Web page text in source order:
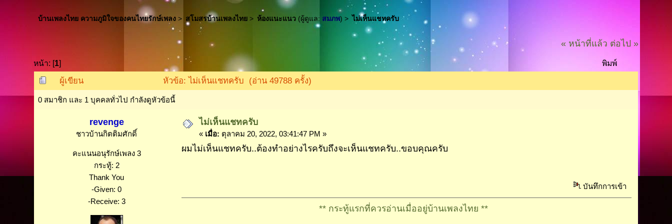
บ้านเพลงไทย ความภูมิใจของคนไทยรักษ์เพลง > สโมสรบ้านเพลงไทย > ห้องแนะแนว (ผู้ดูแล: สมภพ) > ไม่เห็นแชทครับ
« หน้าที่แล้ว ต่อไป »
หน้า: [1] พิมพ์
ผู้เขียน หัวข้อ: ไม่เห็นแชทครับ (อ่าน 49788 ครั้ง)
0 สมาชิก และ 1 บุคคลทั่วไป กำลังดูหัวข้อนี้
revenge
ชาวบ้านกิตติมศักดิ์
คะแนนอนุรักษ์เพลง 3
กระทู้: 2
Thank You
-Given: 0
-Receive: 3
ไม่เห็นแชทครับ
« เมื่อ: ตุลาคม 20, 2022, 03:41:47 PM »
ผมไม่เห็นแชทครับ..ต้องทำอย่างไรครับถึงจะเห็นแชทครับ..ขอบคุณครับ
บันทึกการเข้า
** กระทู้แรกที่ควรอ่านเมื่ออยู่บ้านเพลงไทย **